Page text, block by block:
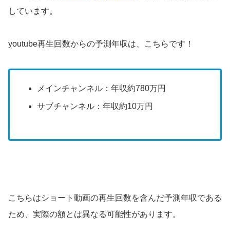
しています。
youtube再生回数からの予測年収は、 こちらです！
メインチャンネル：年収約780万円
サブチャンネル：年収約10万円
こちらはショート動画の再生回数を含んだ予測年収である
ため、実際の額とは異なる可能性があります。